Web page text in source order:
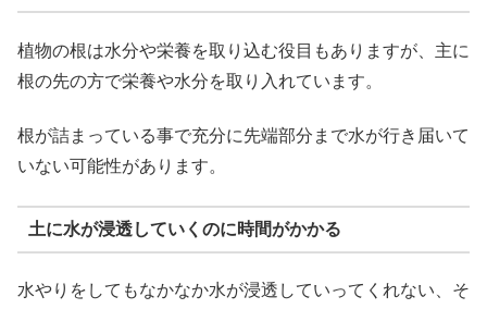
植物の根は水分や栄養を取り込む役目もありますが、主に
根の先の方で栄養や水分を取り入れています。
根が詰まっている事で充分に先端部分まで水が行き届いて
いない可能性があります。
土に水が浸透していくのに時間がかかる
水やりをしてもなかなか水が浸透していってくれない、そ